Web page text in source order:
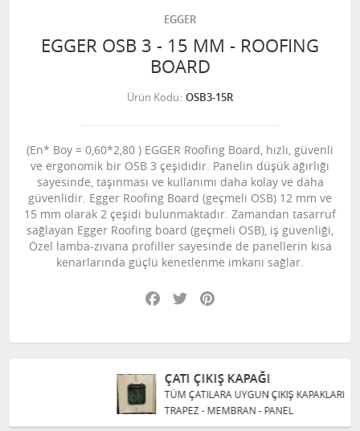
EGGER
EGGER OSB 3 - 15 MM - ROOFING
BOARD
Ürün Kodu OSB3-15R
(En* Boy = 0,60*2,80 ) EGGER Roofing Board, hızlı, güvenli
ve ergonomik bir OSB 3 çeşididir. Panelin düşük ağırlığı
sayesinde, taşınması ve kullanımı daha kolay ve daha
güvenlidir. Egger Roofing Board (geçmeli OSB) 12 mm ve
15 mm olarak 2 çeşidi bulunmaktadır. Zamandan tasarruf
sağlayan Egger Roofing board (geçmeli OSB), iş güvenliği,
Özel lamba-zıvana profiller sayesinde de panellerin kısa
kenarlarında güçlü kenetlenme imkanı sağlar.
Facebook
Twitter
ÇATI ÇIKIŞ KAPAĞI
TÜM ÇATILARA UYGUN ÇIKIŞ KAPAKLARI
TRAPEZ - MEMBRAN - PANEL